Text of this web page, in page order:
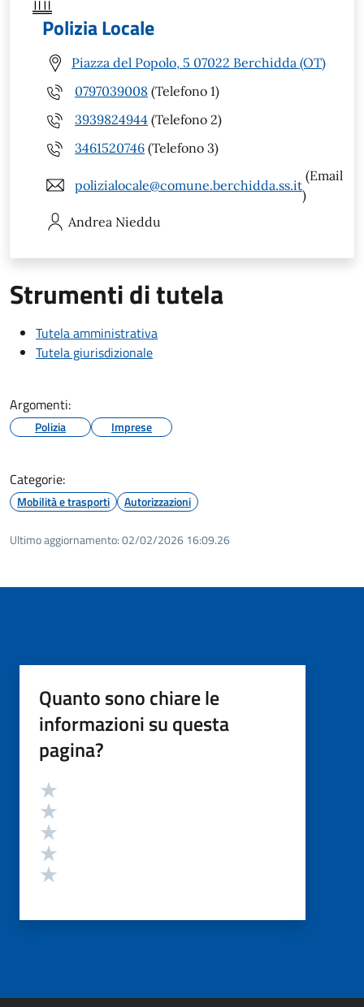
Polizia Locale
Piazza del Popolo, 5 07022 Berchidda (OT)
0797039008 (Telefono 1)
3939824944 (Telefono 2)
3461520746 (Telefono 3)
polizialocale@comune.berchidda.ss.it
(Email
)
Andrea Nieddu
Strumenti di tutela
Tutela amministrativa
Tutela giurisdizionale
Argomenti:
Polizia Imprese
Categorie:
Mobilità e trasporti Autorizzazioni
Ultimo aggiornamento:02/02/2026 16:09.26
Quanto sono chiare le
informazioni su questa
pagina?
Valutazione